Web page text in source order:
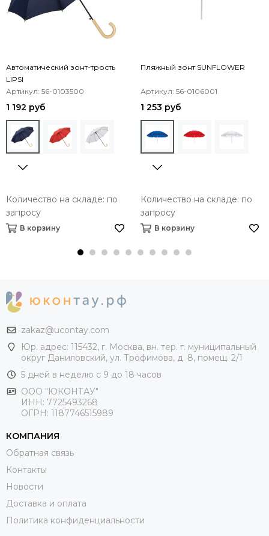
Автоматический зонт-трость
LIPSI
Артикул: 56-0103500
1 192 руб
Количество на складе: по
запросу
В корзину
Пляжный зонт SUNFLOWER
Артикул: 56-0106001
1 253 руб
Количество на складе: по
запросу
В корзину
zakaz@ucontay.com
Юр. адрес: 115432, г. Москва, вн. тер. г. муниципальный
округ Даниловский, ул. Трофимова, д. 8, помещ. 2/1
5 дней в неделю с 9 до 18 часов
ООО "ЮКОНТАУ"
ИНН: 7725493268
ОГРН: 1187746515989
КОМПАНИЯ
Обратная связь
Контакты
Новости
Доставка и оплата
Политика конфиденциальности